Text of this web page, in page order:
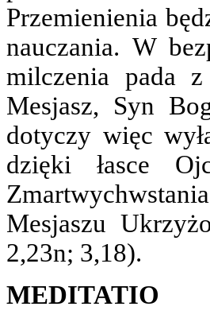
Przemienienia
nauczania. W
milczenia pada
Mesjasz, Syn
dotyczy więc
dzięki łasce
Mesjaszu
2,23n; 3,18).
MEDITATIO